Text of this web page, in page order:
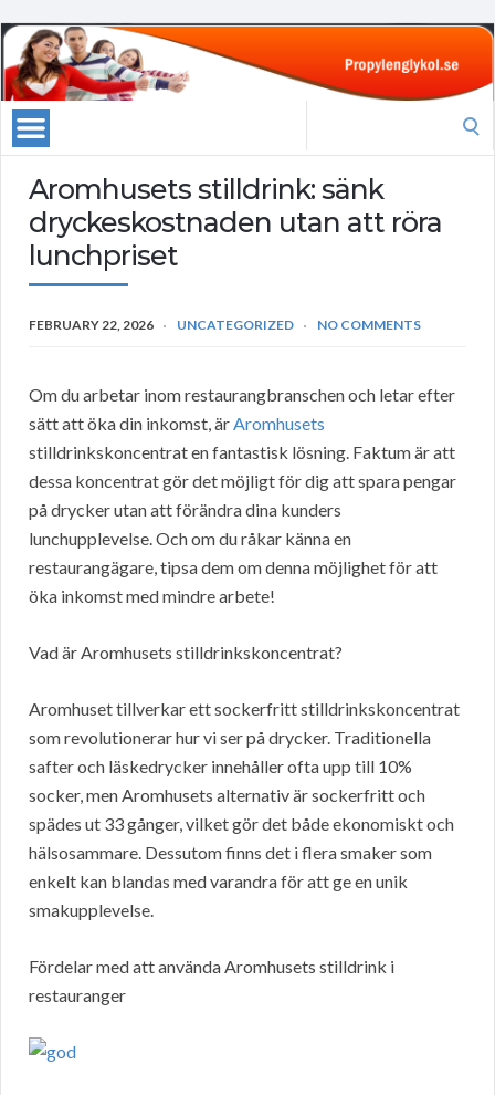
Aromhusets stilldrink: sänk
dryckeskostnaden utan att röra
lunchpriset
FEBRUARY 22, 2026 UNCATEGORIZED NO COMMENTS
Om du arbetar inom restaurangbranschen och letar efter
sätt att öka din inkomst, ärAromhusets
stilldrinkskoncentrat en fantastisk lösning. Faktum är att
dessa koncentrat gör det möjligt för dig att spara pengar
på drycker utan att förändra dina kunders
lunchupplevelse. Och om du råkar känna en
restaurangägare, tipsa dem om denna möjlighet för att
öka inkomst med mindre arbete!
Vad är Aromhusets stilldrinkskoncentrat?
Aromhuset tillverkar ett sockerfritt stilldrinkskoncentrat
som revolutionerar hur vi ser på drycker. Traditionella
safter och läskedrycker innehåller ofta upp till 10%
socker, men Aromhusets alternativ är sockerfritt och
spädes ut 33 gånger, vilket gör det både ekonomiskt och
hälsosammare. Dessutom finns det i flera smaker som
enkelt kan blandas med varandra för att ge en unik
smakupplevelse.
Fördelar med att använda Aromhusets stilldrink i
restauranger